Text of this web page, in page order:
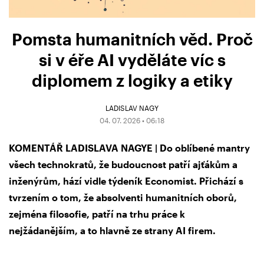
Pomsta humanitních věd. Proč
si v éře AI vyděláte víc s
diplomem z logiky a etiky
LADISLAV NAGY
04. 07. 2026 • 06:18
KOMENTÁŘ LADISLAVA NAGYE | Do oblíbené mantry
všech technokratů, že budoucnost patří ajťákům a
inženýrům, hází vidle týdeník Economist. Přichází s
tvrzením o tom, že absolventi humanitních oborů,
zejména filosofie, patří na trhu práce k
nejžádanějším, a to hlavně ze strany AI firem.